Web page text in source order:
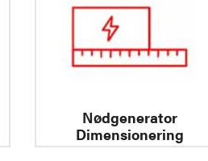
Nødgenerator
Dimensionering